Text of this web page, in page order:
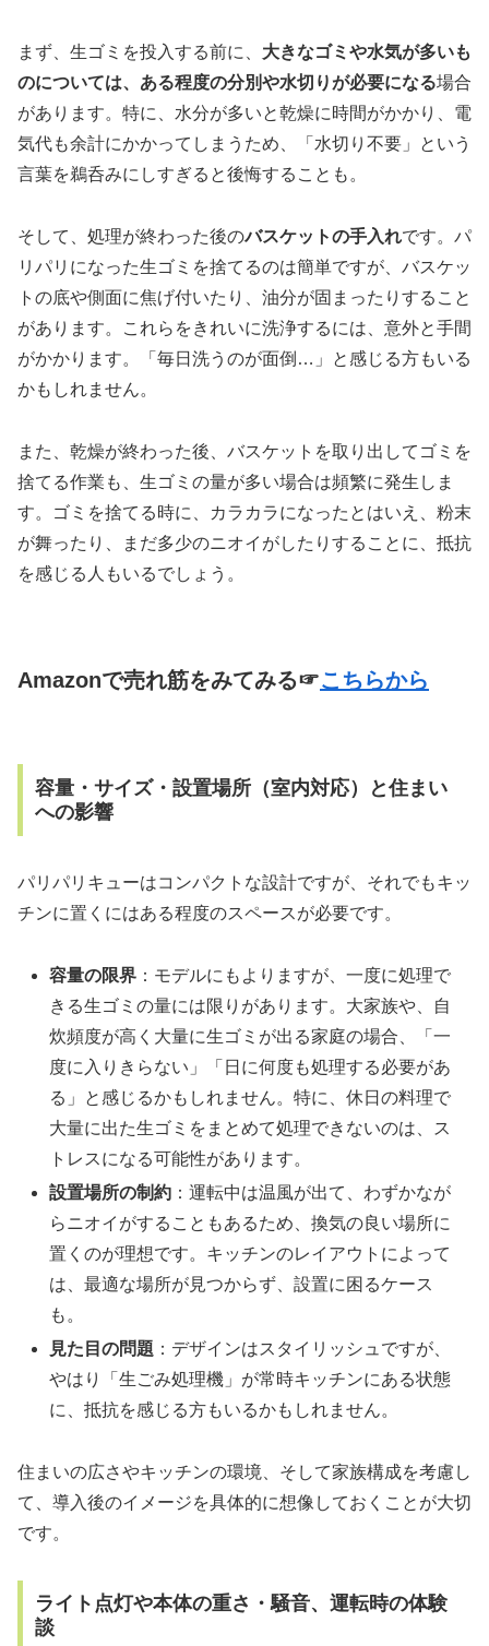
まず、生ゴミを投入する前に、 大きなゴミや水気が多いも
のについては、ある程度の分別や水切りが必要になる場合
があります。特に、水分が多いと乾燥に時間がかかり、電
気代も余計にかかってしまうため、「水切り不要」という
言葉を鵜呑みにしすぎると後悔することも。
そして、処理が終わった後のバスケットの手入れです。パ
リパリになった生ゴミを捨てるのは簡単ですが、バスケッ
トの底や側面に焦げ付いたり、油分が固まったりすること
があります。これらをきれいに洗浄するには、意外と手間
がかかります。「毎日洗うのが面倒…」と感じる方もいる
かもしれません。
また、乾燥が終わった後、バスケットを取り出してゴミを
捨てる作業も、生ゴミの量が多い場合は頻繁に発生しま
す。ゴミを捨てる時に、カラカラになったとはいえ、粉末
が舞ったり、まだ多少のニオイがしたりすることに、抵抗
を感じる人もいるでしょう。
Amazonで売れ筋をみてみる☞こちらから
容量・サイズ・設置場所（室内対応）と住まい
への影響
パリパリキューはコンパクトな設計ですが、それでもキッ
チンに置くにはある程度のスペースが必要です。
容量の限界 ：モデルにもよりますが、一度に処理で
きる生ゴミの量には限りがあります。大家族や、自
炊頻度が高く大量に生ゴミが出る家庭の場合、「一
度に入りきらない」「日に何度も処理する必要があ
る」と感じるかもしれません。特に、休日の料理で
大量に出た生ゴミをまとめて処理できないのは、ス
トレスになる可能性があります。
設置場所の制約 ：運転中は温風が出て、わずかなが
らニオイがすることもあるため、換気の良い場所に
置くのが理想です。キッチンのレイアウトによって
は、最適な場所が見つからず、設置に困るケース
も。
見た目の問題 ：デザインはスタイリッシュですが、
やはり「生ごみ処理機」が常時キッチンにある状態
に、抵抗を感じる方もいるかもしれません。
住まいの広さやキッチンの環境、そして家族構成を考慮し
て、導入後のイメージを具体的に想像しておくことが大切
です。
ライト点灯や本体の重さ・騒音、運転時の体験
談